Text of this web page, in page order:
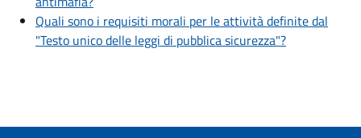
Quali sono i requisiti morali per le attività definite dal
"Testo unico delle leggi di pubblica sicurezza"?